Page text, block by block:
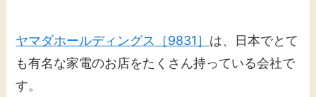
ヤマダホールディングス［9831］ は、日本でとて
も有名な家電のお店をたくさん持っている会社で
す。